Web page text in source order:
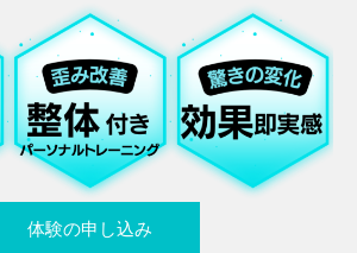
体験の申し込み